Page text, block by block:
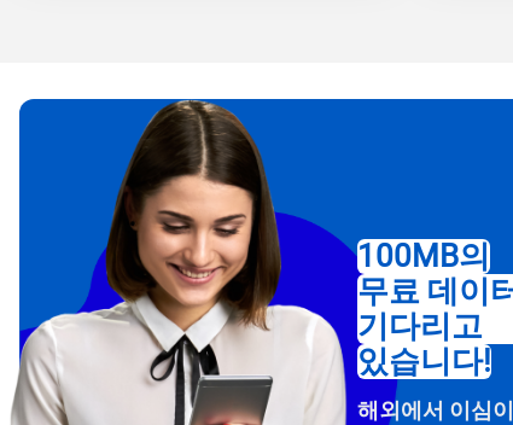
100MB의
무료 데이
기다리고
있습니다!
해외에서 이심